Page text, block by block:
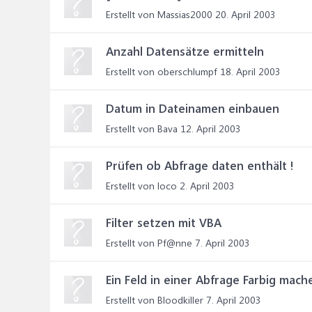
Erstellt von Massias2000 20. April 2003
Anzahl Datensätze ermitteln
Erstellt von oberschlumpf 18. April 2003
Datum in Dateinamen einbauen
Erstellt von Bava 12. April 2003
Prüfen ob Abfrage daten enthält !
Erstellt von loco 2. April 2003
Filter setzen mit VBA
Erstellt von Pf@nne 7. April 2003
Ein Feld in einer Abfrage Farbig
Erstellt von Bloodkiller 7. April 2003